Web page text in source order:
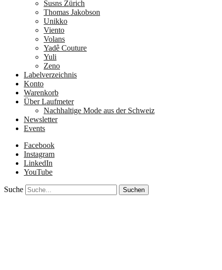
Susns Zürich
Thomas Jakobson
Unikko
Viento
Volans
Yadê Couture
Yuli
Zeno
Labelverzeichnis
Konto
Warenkorb
Über Laufmeter
Nachhaltige Mode aus der Schweiz
Newsletter
Events
Facebook
Instagram
LinkedIn
YouTube
Suche